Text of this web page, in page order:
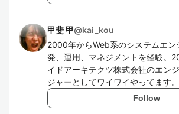
甲斐 甲@kai_kou
2000年からWeb系のシステムエン
発、運用、マネジメントを経験。
イドアーキテクツ株式会社のエン
ジャーとしてワイワイやってます。
Follow